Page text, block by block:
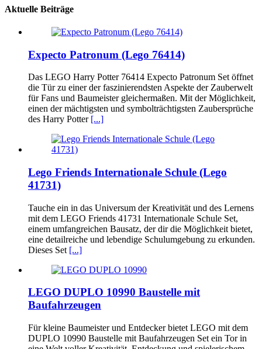
Aktuelle Beiträge
Expecto Patronum (Lego 76414)
Das LEGO Harry Potter 76414 Expecto Patronum Set öffnet
die Tür zu einer der faszinierendsten Aspekte der Zauberwelt
für Fans und Baumeister gleichermaßen. Mit der Möglichkeit,
einen der mächtigsten und symbolträchtigsten Zaubersprüche
des Harry Potter [...]
Lego Friends Internationale Schule (Lego
41731)
Tauche ein in das Universum der Kreativität und des Lernens
mit dem LEGO Friends 41731 Internationale Schule Set,
einem umfangreichen Bausatz, der dir die Möglichkeit bietet,
eine detailreiche und lebendige Schulumgebung zu erkunden.
Dieses Set [...]
LEGO DUPLO 10990 Baustelle mit
Baufahrzeugen
Für kleine Baumeister und Entdecker bietet LEGO mit dem
DUPLO 10990 Baustelle mit Baufahrzeugen Set ein Tor in